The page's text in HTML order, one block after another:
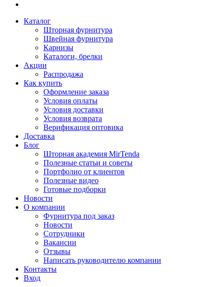
Каталог
Шторная фурнитура
Швейная фурнитура
Карнизы
Каталоги, брелки
Акции
Распродажа
Как купить
Оформление заказа
Условия оплаты
Условия доставки
Условия возврата
Верификация оптовика
Доставка
Блог
Шторная академия MirTenda
Полезные статьи и советы
Портфолио от клиентов
Полезные видео
Готовые подборки
Новости
О компании
Фурнитура под заказ
Новости
Сотрудники
Вакансии
Отзывы
Написать руководителю компании
Контакты
Вход